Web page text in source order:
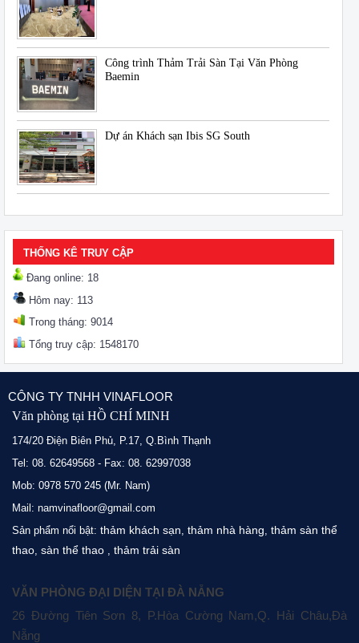
Công trình Thảm Trải Sàn Tại Văn Phòng
Baemin
Dự án Khách sạn Ibis SG South
THỐNG KÊ TRUY CẬP
Đang online: 18
Hôm nay: 113
Trong tháng: 9014
Tổng truy cập: 1548170
CÔNG TY TNHH VINAFLOOR
Văn phòng tại HỒ CHÍ MINH
174/20 Điện Biên Phủ, P.17, Q.Bình Thạnh
Tel: 08. 62649568 - Fax: 08. 62997038
Mob: 0978 570 245 (Mr. Nam)
Mail: namvinafloor@gmail.com
Sản phẩm nổi bật: thảm khách sạn thảm nhà hàng thảm sàn thể
thao sàn thể thao thảm trải sàn
VĂN PHÒNG ĐẠI DIỆN TẠI ĐÀ NẴNG
26 Đường Tiên Sơn 8, P.Hòa Cường Nam,Q. Hải Châu,Đà
Nẵng